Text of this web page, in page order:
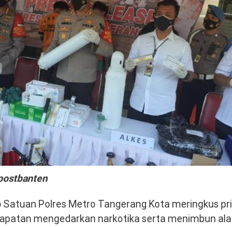
Satuan Polres Metro Tangerang Kota meringkus
mengedarkan narkotika serta menimbun